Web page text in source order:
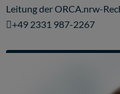
Leitung der ORCA.nrw-
+49 2331 987-2267